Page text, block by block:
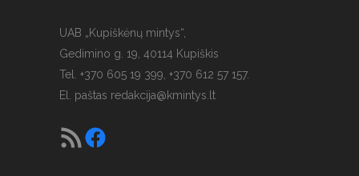
UAB „Kupiškėnų mintys“,
Gedimino g. 19, 40114 Kupiškis
Tel. +370 605 19 399, +370 612 57 157.
El. paštas redakcija@kmintys.lt